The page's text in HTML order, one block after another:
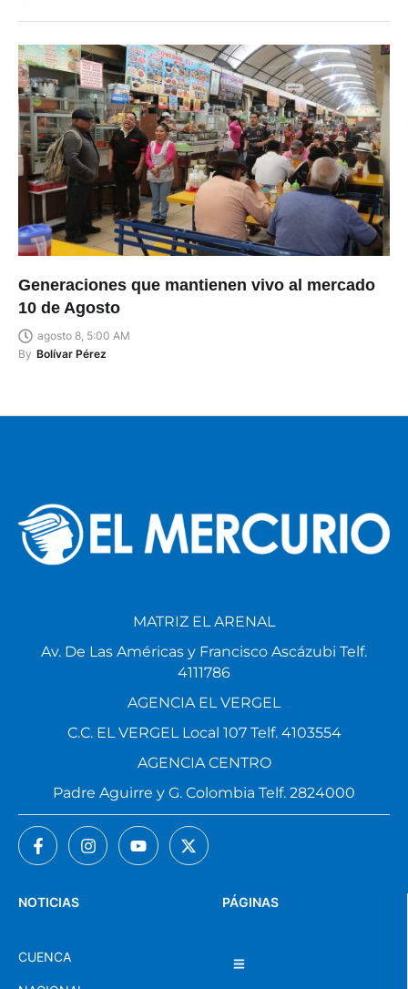
Generaciones que mantienen vivo al mercado
10 de Agosto
agosto 8, 5:00 AM
By Bolívar Pérez
PÁGINAS
NOTICIAS
CUENCA
MATRIZ EL ARENAL
Av. De Las Américas y Francisco Ascázubi Telf.
4111786
AGENCIA EL VERGEL
C.C. EL VERGEL Local 107 Telf. 4103554
AGENCIA CENTRO
Padre Aguirre y G. Colombia Telf. 2824000